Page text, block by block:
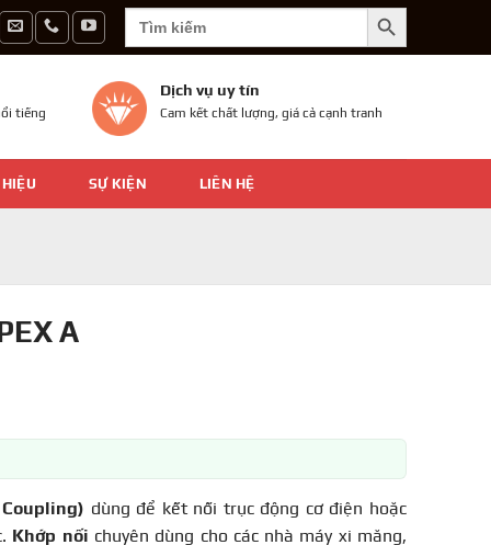
Search
for:
SEARCH BUTTON
tiếng
Dịch vụ uy tín
Cam kết chất lượng, giá cả cạnh tranh
SỰ KIỆN LIÊN HỆ
A
dùng để kết nối trục động cơ điện hoặc
Khớp nối chuyên dùng cho các nhà máy xi măng,